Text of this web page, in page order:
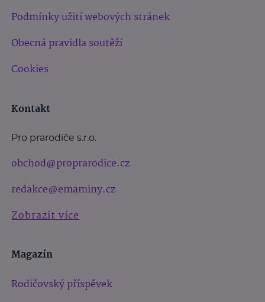
Podmínky užití webových stránek
Obecná pravidla soutěží
Cookies
Kontakt
Pro prarodiče s.r.o.
obchod@proprarodice.cz
redakce@emaminy.cz
Zobrazit více
Magazín
Rodičovský příspěvek